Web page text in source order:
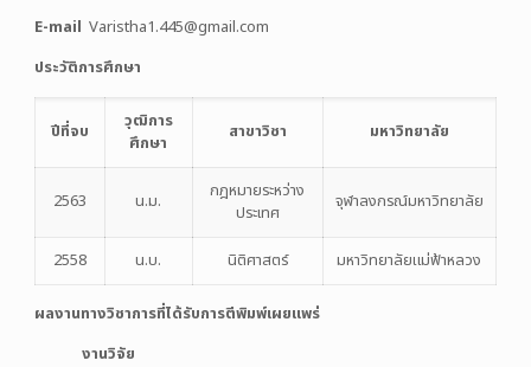
E-mail Varistha1.445@gmail.com
ประวัติการศึกษา
ปีที่จบ
วุฒิการ
ศึกษา
สาขาวิชา มหาวิทยาลัย
2563 น.ม.
กฎหมายระหว่าง
ประเทศ
จุฬาลงกรณ์มหาวิทยาลัย
2558 น.บ. นิติศาสตร์ มหาวิทยาลัยแม่ฟ้าหลวง
ผลงานทางวิชาการที่ได้รับการตีพิมพ์เผยแพร่
งานวิจัย